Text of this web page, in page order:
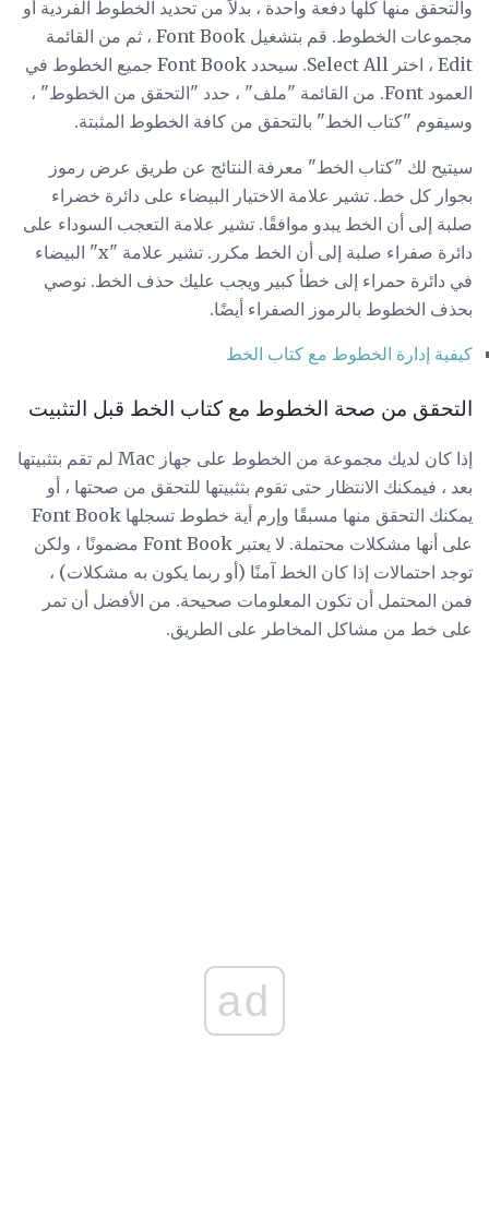
والتحقق منها كلها دفعة واحدة ، بدلاً من تحديد الخطوط الفردية أو
مجموعات الخطوط. قم بتشغيل Font Book ، ثم من القائمة
Edit ، اختر Select All. سيحدد Font Book جميع الخطوط في
العمود Font. من القائمة "ملف" ، حدد "التحقق من الخطوط" ،
وسيقوم "كتاب الخط" بالتحقق من كافة الخطوط المثبتة.
سيتيح لك "كتاب الخط" معرفة النتائج عن طريق عرض رموز
بجوار كل خط. تشير علامة الاختيار البيضاء على دائرة خضراء
صلبة إلى أن الخط يبدو موافقًا. تشير علامة التعجب السوداء على
دائرة صفراء صلبة إلى أن الخط مكرر. تشير علامة "x" البيضاء
في دائرة حمراء إلى خطأ كبير ويجب عليك حذف الخط. نوصي
بحذف الخطوط بالرموز الصفراء أيضًا.
كيفية إدارة الخطوط مع كتاب الخط
التحقق من صحة الخطوط مع كتاب الخط قبل التثبيت
إذا كان لديك مجموعة من الخطوط على جهاز Mac لم تقم بتثبيتها
بعد ، فيمكنك الانتظار حتى تقوم بتثبيتها للتحقق من صحتها ، أو
يمكنك التحقق منها مسبقًا وإرم أية خطوط تسجلها Font Book
على أنها مشكلات محتملة. لا يعتبر Font Book مضمونًا ، ولكن
توجد احتمالات إذا كان الخط آمنًا (أو ربما يكون به مشكلات) ،
فمن المحتمل أن تكون المعلومات صحيحة. من الأفضل أن تمر
على خط من مشاكل المخاطر على الطريق.
ad